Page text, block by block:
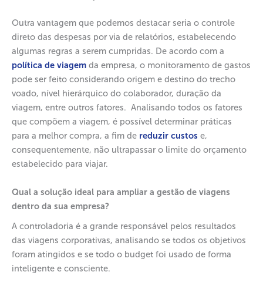
Outra vantagem que podemos destacar seria o controle
direto das despesas por via de relatórios, estabelecendo
algumas regras a serem cumpridas. De acordo com a
política de viagem da empresa, o monitoramento de gastos
pode ser feito considerando origem e destino do trecho
voado, nível hierárquico do colaborador, duração da
viagem, entre outros fatores. Analisando todos os fatores
que compõem a viagem, é possível determinar práticas
para a melhor compra, a fim de reduzir custos e,
consequentemente, não ultrapassar o limite do orçamento
estabelecido para viajar.
Qual a solução ideal para ampliar a gestão de viagens
dentro da sua empresa?
A controladoria é a grande responsável pelos resultados
das viagens corporativas, analisando se todos os objetivos
foram atingidos e se todo o budget foi usado de forma
inteligente e consciente.